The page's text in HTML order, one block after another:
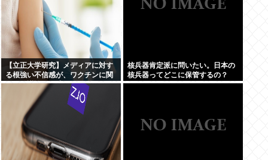
【立正大学研究】メディアに対す
る根強い不信感が、ワクチンに関
する陰謀論の形成につながってい
核兵器肯定派に問いたい。日本の
核兵器ってどこに保管するの？